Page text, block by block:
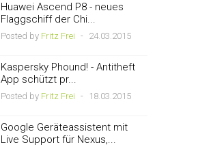
Huawei Ascend P8 - neues
Flaggschiff der Chi...
Posted by Fritz Frei - 24.03.2015
Kaspersky Phound! - Antitheft
App schützt pr...
Posted by Fritz Frei - 18.03.2015
Google Geräteassistent mit
Live Support für Nexus,...